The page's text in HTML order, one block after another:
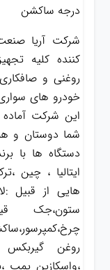
درجه ساکشن
شرکت آریا
کننده کلیه
روغنی و
خودرو های
این شرکت آماده
شما دوستان و
دستگاه ها با
ایتالیا ، چین
هایی از قبیل
ستون،جک
روغن
،واسکازین